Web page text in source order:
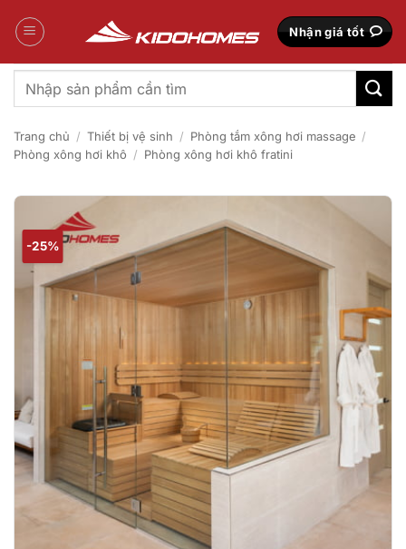
qua
Nhận giá tốt
Tìm
kiếm:
Trang chủ / Thiết bị vệ sinh / Phòng tắm xông hơi massage /
Phòng xông hơi khô / Phòng xông hơi khô fratini
-25%